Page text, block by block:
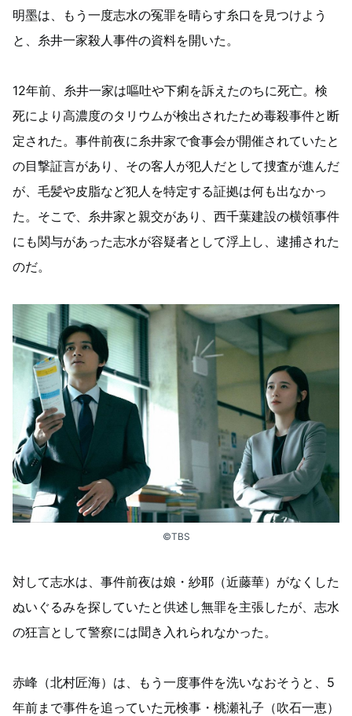
明墨は、もう一度志水の冤罪を晴らす糸口を見つけよう
と、糸井一家殺人事件の資料を開いた。
12年前、糸井一家は嘔吐や下痢を訴えたのちに死亡。検
死により高濃度のタリウムが検出されたため毒殺事件と断
定された。事件前夜に糸井家で食事会が開催されていたと
の目撃証言があり、その客人が犯人だとして捜査が進んだ
が、毛髪や皮脂など犯人を特定する証拠は何も出なかっ
た。そこで、糸井家と親交があり、西千葉建設の横領事件
にも関与があった志水が容疑者として浮上し、逮捕された
のだ。
©TBS
対して志水は、事件前夜は娘・紗耶（近藤華）がなくした
ぬいぐるみを探していたと供述し無罪を主張したが、志水
の狂言として警察には聞き入れられなかった。
赤峰（北村匠海）は、もう一度事件を洗いなおそうと、5
年前まで事件を追っていた元検事・桃瀬礼子（吹石一恵）